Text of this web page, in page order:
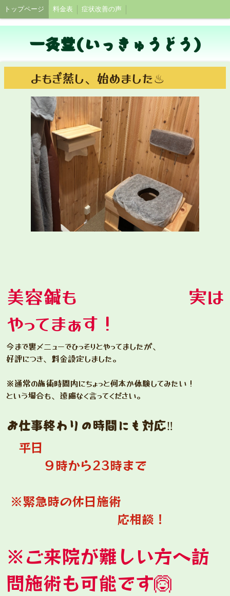
トップページ 料金表 症状改善の声
一灸堂(いっきゅうどう)
よもぎ蒸し、始めました♨︎
美容鍼も 実は
やってまぁす！
今まで裏メニューでひっそりとやってましたが、
好評につき、料金設定しました。
※通常の施術時間内にちょっと何本か体験してみたい！
という場合も、遠慮なく言ってください。
お仕事終わりの時間にも対応‼️
平日
９時から23時まで
※緊急時の休日施術
応相談！
※ご来院が難しい方へ訪
問施術も可能です🙆